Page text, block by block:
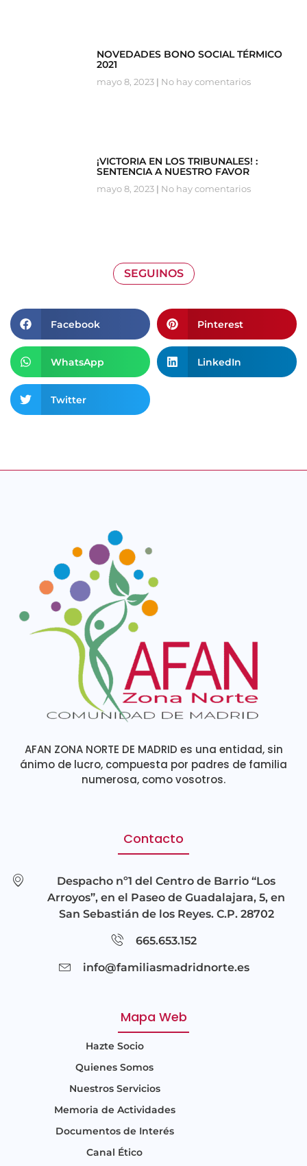
NOVEDADES BONO SOCIAL TÉRMICO
2021
mayo 8, 2023 No hay comentarios
¡VICTORIA EN LOS TRIBUNALES! :
SENTENCIA A NUESTRO FAVOR
mayo 8, 2023 No hay comentarios
SEGUINOS
Facebook Pinterest
WhatsApp LinkedIn
Twitter
AFAN ZONA NORTE DE MADRID es una entidad, sin
ánimo de lucro, compuesta por padres de familia
numerosa, como vosotros.
Contacto
Despacho nº1 del Centro de Barrio “Los
Arroyos”, en el Paseo de Guadalajara, 5, en
San Sebastián de los Reyes. C.P. 28702
665.653.152
info@familiasmadridnorte.es
Mapa Web
Hazte Socio
Quienes Somos
Nuestros Servicios
Memoria de Actividades
Documentos de Interés
Canal Ético